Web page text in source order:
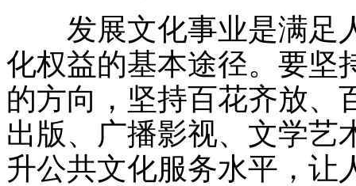
发展文化事业是满足
化权益的基本途径。要坚
的方向，坚持百花齐放、
出版、广播影视、文学艺
升公共文化服务水平，让